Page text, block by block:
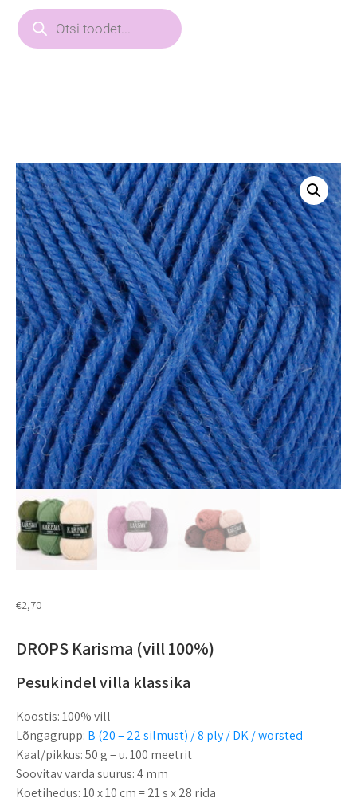
€2,70
DROPS Karisma (vill 100%)
Pesukindel villa klassika
Koostis:100% vill
Lõngagrupp: B (20 – 22 silmust) / 8 ply / DK / worsted
Kaal/pikkus:50 g = u. 100 meetrit
Soovitav varda suurus:4 mm
Koetihedus:10 x 10 cm = 21 s x 28 rida